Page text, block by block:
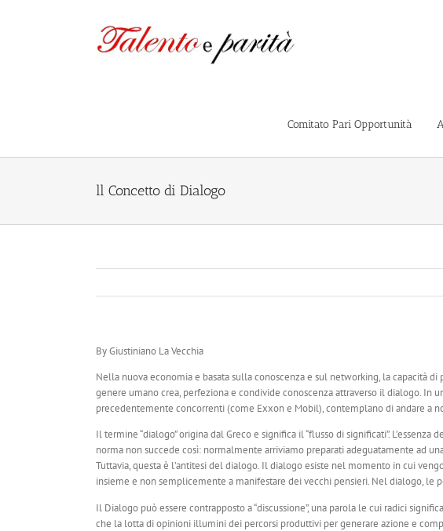
Comitato Pari Opportunità
ll Concetto di Dialogo
By Giustiniano La Vecchia
Nella nuova economia e basata sulla conoscenza e sul networking, la capacità
genere umano crea, perfeziona e condivide conoscenza attraverso il dialogo.
precedentemente concorrenti (come Exxon e Mobil), contemplano di andare a
Il termine “dialogo” origina dal Greco e significa il “flusso di significati”.
norma non succede così: normalmente arriviamo preparati adeguatamente ad
Tuttavia, questa è l’antitesi del dialogo. Il dialogo esiste nel momento in cui
insieme e non semplicemente a manifestare dei vecchi pensieri. Nel dialogo,
Il Dialogo può essere contrapposto a “discussione”, una parola le cui radici
che la lotta di opinioni illumini dei percorsi produttivi per generare azione e